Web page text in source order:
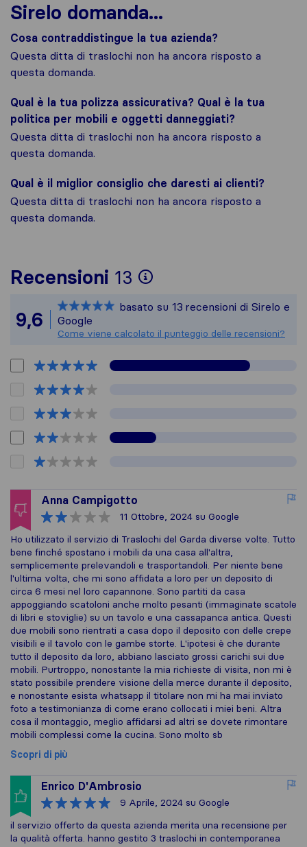
Sirelo domanda...
Cosa contraddistingue la tua azienda?
Questa ditta di traslochi non ha ancora risposto a
questa domanda.
Qual è la tua polizza assicurativa? Qual è la tua
politica per mobili e oggetti danneggiati?
Questa ditta di traslochi non ha ancora risposto a
questa domanda.
Qual è il miglior consiglio che daresti ai clienti?
Questa ditta di traslochi non ha ancora risposto a
questa domanda.
Recensioni 13
Per avere un
Tutte le
9,6
basato su 13 recensioni di Sirelo e
Google
Come viene calcolato il punteggio delle recensioni?
Anna Campigotto
11 Ottobre, 2024 su Google
Ho utilizzato il servizio di Traslochi del Garda diverse volte. Tutto
bene finché spostano i mobili da una casa all'altra,
semplicemente prelevandoli e trasportandoli. Per niente bene
l'ultima volta, che mi sono affidata a loro per un deposito di
circa 6 mesi nel loro capannone. Sono partiti da casa
appoggiando scatoloni anche molto pesanti (immaginate scatole
di libri e stoviglie) su un tavolo e una cassapanca antica. Questi
due mobili sono rientrati a casa dopo il deposito con delle crepe
visibili e il tavolo con le gambe storte. L'ipotesi è che durante
tutto il deposito da loro, abbiano lasciato grossi carichi sui due
mobili. Purtroppo, nonostante la mia richieste di visita, non mi è
stato possibile prendere visione della merce durante il deposito,
e nonostante esista whatsapp il titolare non mi ha mai inviato
foto a testimonianza di come erano collocati i miei beni. Altra
cosa il montaggio, meglio affidarsi ad altri se dovete rimontare
mobili complessi come la cucina. Sono molto sb
Scopri di più
Enrico D'Ambrosio
9 Aprile, 2024 su Google
il servizio offerto da questa azienda merita una recensione per
la qualità offerta. hanno gestito 3 traslochi in contemporanea